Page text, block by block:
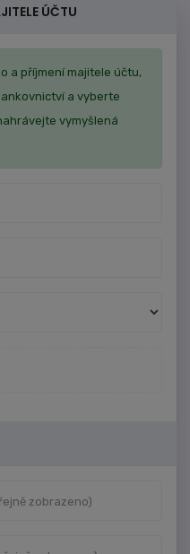
ÚČTU
a příjmení majitele účtu,
a vyberte
vymyšlená